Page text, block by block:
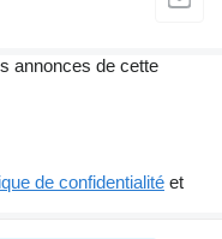
annonces de cette
de confidentialité et